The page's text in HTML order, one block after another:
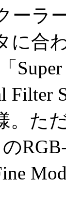
ーラ
に合
Filter
。た